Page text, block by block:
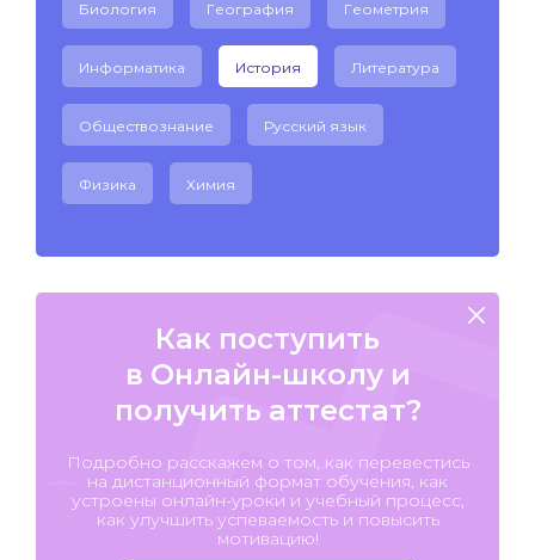
Биология География Геометрия
Информатика История Литература
Обществознание Русский язык
Физика Химия
Как поступить
в Онлайн-школу и
получить аттестат?
Подробно расскажем о том, как перевестись
на дистанционный формат обучения, как
устроены онлайн-уроки и учебный процесс,
как улучшить успеваемость и повысить
мотивацию!